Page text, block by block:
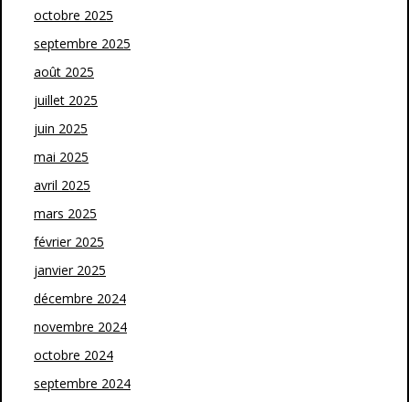
octobre 2025
septembre 2025
août 2025
juillet 2025
juin 2025
mai 2025
avril 2025
mars 2025
février 2025
janvier 2025
décembre 2024
novembre 2024
octobre 2024
septembre 2024